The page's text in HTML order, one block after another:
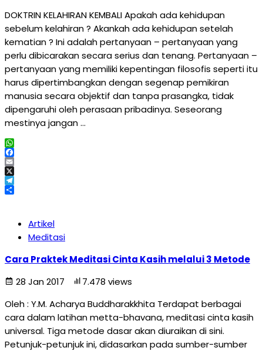
DOKTRIN KELAHIRAN KEMBALI Apakah ada kehidupan
sebelum kelahiran ? Akankah ada kehidupan setelah
kematian ? Ini adalah pertanyaan – pertanyaan yang
perlu dibicarakan secara serius dan tenang. Pertanyaan –
pertanyaan yang memiliki kepentingan filosofis seperti itu
harus dipertimbangkan dengan segenap pemikiran
manusia secara objektif dan tanpa prasangka, tidak
dipengaruhi oleh perasaan pribadinya. Seseorang
mestinya jangan …
WhatsApp
Facebook
Email
X
Telegram
Artikel
Meditasi
Cara Praktek Meditasi Cinta Kasih melalui 3 Metode
28 Jan 2017
7.478 views
Oleh : Y.M. Acharya Buddharakkhita Terdapat berbagai
cara dalam latihan metta-bhavana, meditasi cinta kasih
universal. Tiga metode dasar akan diuraikan di sini.
Petunjuk-petunjuk ini, didasarkan pada sumber-sumber